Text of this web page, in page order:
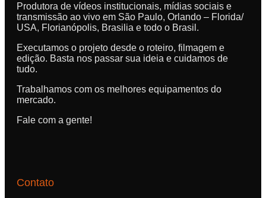
Produtora de vídeos institucionais, mídias sociais e
transmissão ao vivo em São Paulo, Orlando – Florida/
USA, Florianópolis, Brasilia e todo o Brasil.
Executamos o projeto desde o roteiro, filmagem e
edição. Basta nos passar sua ideia e cuidamos de
tudo.
Trabalhamos com os melhores equipamentos do
mercado.
Fale com a gente!
Contato